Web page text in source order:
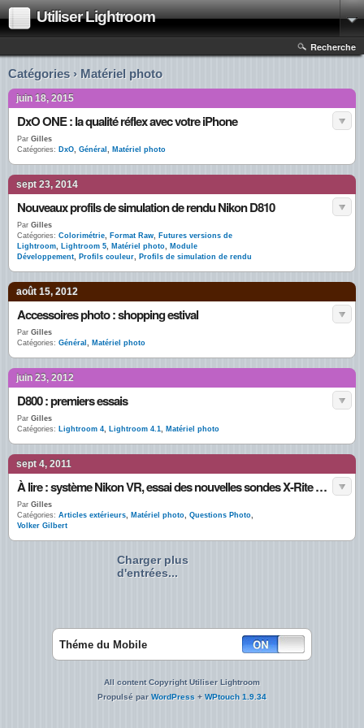
Utiliser Lightroom
Recherche
Catégories › Matériel photo
juin 18, 2015
DxO ONE : la qualité réflex avec votre iPhone
Par Gilles
Catégories: DxO, Général , Matériel photo
sept 23, 2014
Nouveaux profils de simulation de rendu Nikon D810
Par Gilles
Catégories: Colorimétrie, Format Raw, Futures versions de
Lightroom, Lightroom 5, Matériel photo, Module
Développement, Profils couleur, Profils de simulation de rendu
août 15, 2012
Accessoires photo : shopping estival
Par Gilles
Catégories: Général , Matériel photo
juin 23, 2012
D800 : premiers essais
Par Gilles
Catégories: Lightroom 4, Lightroom 4.1, Matériel photo
sept 4, 2011
À lire : système Nikon VR, essai des nouvelles sondes X-Rite et quelques news
Par Gilles
Catégories: Articles extérieurs, Matériel photo, Questions Photo,
Volker Gilbert
Charger plus
d'entrées...
Théme du Mobile
All content Copyright Utiliser Lightroom
Propulsé parWordPress + WPtouch 1.9.34